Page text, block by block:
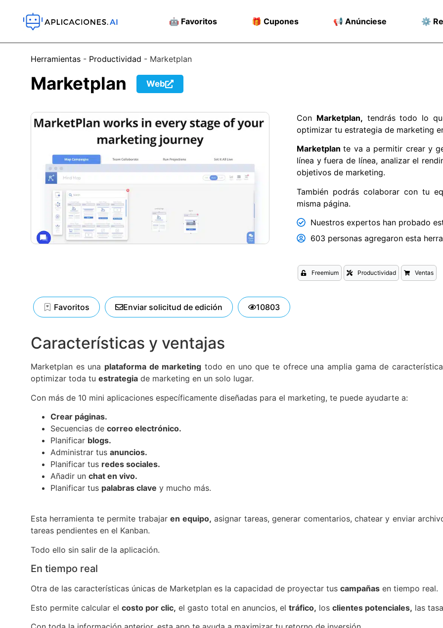
🤖 Favoritos 🎁 Cupones 📢 Anúnciese ⚙️
Herramientas - Productividad - Marketplan
Marketplan Web
Con Marketplan, tendrás todo lo
optimizar tu estrategia de marketing
Marketplante va a permitir crear y
línea y fuera de línea, analizar el
objetivos de marketing.
También podrás colaborar con tu
misma página.
Nuestros expertos han probado
603 personas agregaron esta
Freemium Productividad Ventas
Favoritos Enviar solicitud de edición 10803
Características y ventajas
Marketplan es una plataforma de marketing todo en uno que te ofrece una amplia gama de
optimizar toda tu estrategia de marketing en un solo lugar.
Con más de 10 mini aplicaciones específicamente diseñadas para el marketing, te puede ayudarte a:
Crear páginas.
Secuencias de correo electrónico.
Planificar blogs.
Administrar tus anuncios.
Planificar tus redes sociales.
Añadir un chat en vivo.
Planificar tus palabras clave y mucho más.
Esta herramienta te permite trabajaren equipo, asignar tareas, generar comentarios, chatear y enviar
tareas pendientes en el Kanban.
Todo ello sin salir de la aplicación.
En tiempo real
Otra de las características únicas de Marketplan es la capacidad de proyectar tus campañas en tiempo real.
Esto permite calcular el costo por clic, el gasto total en anuncios, el tráfico, los clientes potenciales, las